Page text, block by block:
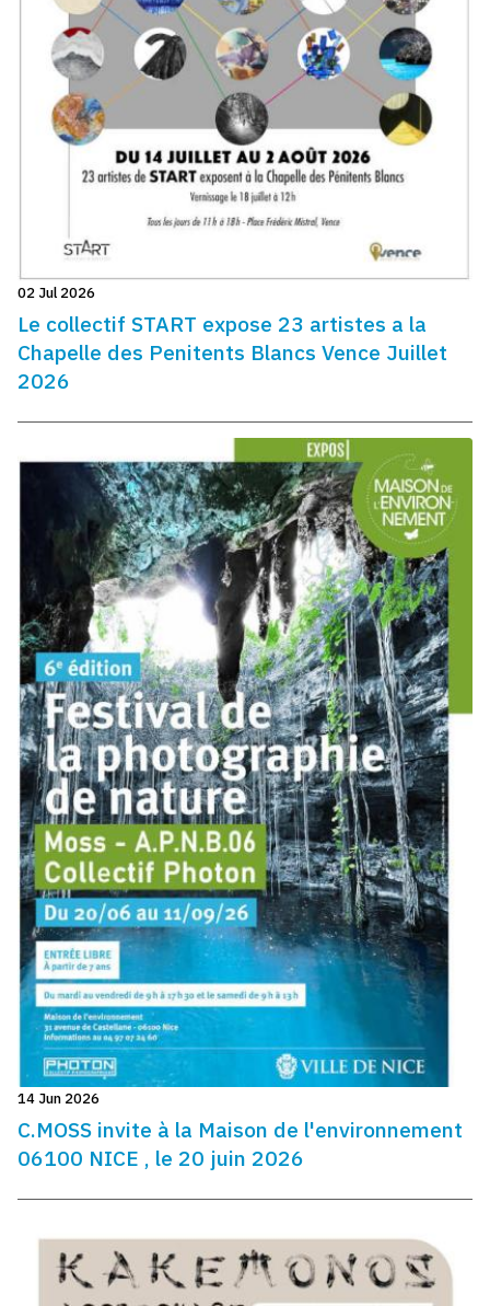
02 Jul 2026
Le collectif START expose 23 artistes a la
Chapelle des Penitents Blancs Vence Juillet
2026
14 Jun 2026
C.MOSS invite à la Maison de l'environnement
06100 NICE , le 20 juin 2026